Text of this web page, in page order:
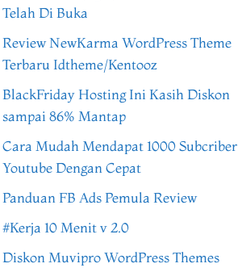
Telah Di Buka
Review NewKarma WordPress Theme
Terbaru Idtheme/Kentooz
BlackFriday Hosting Ini Kasih Diskon
sampai 86% Mantap
Cara Mudah Mendapat 1000 Subcriber
Youtube Dengan Cepat
Panduan FB Ads Pemula Review
#Kerja 10 Menit v 2.0
Diskon Muvipro WordPress Themes